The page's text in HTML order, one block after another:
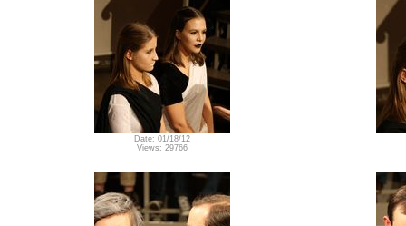
Date: 01/18/12
Views: 29766